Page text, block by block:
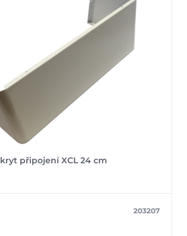
kryt připojení XCL 24 cm
203207